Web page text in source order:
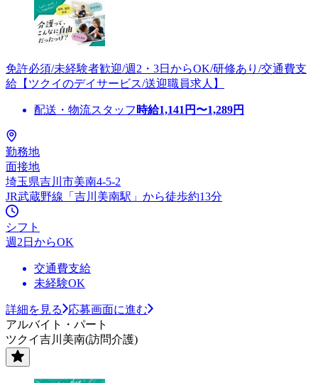
免許必須/未経験者歓迎/週2・3日からOK/研修あり/交通費支
給【ツクイのデイサービス/送迎職員求人】
配送・物流スタッフ 時給1,141 円〜1,289円
勤務地
面接地
埼玉県吉川市美南4-5-2
JR武蔵野線「吉川美南駅」から徒歩約13分
シフト
週2日からOK
交通費支給
未経験OK
詳細を見る
応募画面に進む
アルバイト・パート
ツクイ吉川美南(訪問介護)